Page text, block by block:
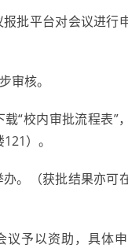
批平台对会议进行
审核。
“校内审批流程表”
）。
。（获批结果亦可
予以资助，具体申